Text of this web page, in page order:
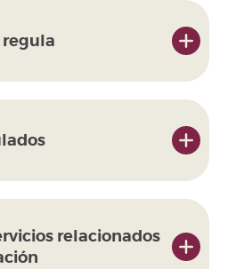
regula
relacionados